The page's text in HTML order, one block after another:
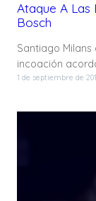
Ataque A Las
Bosch
Santiago
incoación
1 de septiembre de